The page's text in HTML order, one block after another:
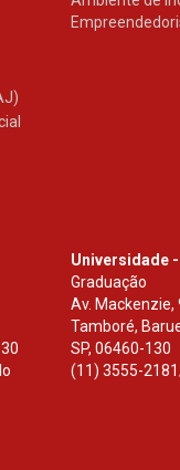
Universidade
Graduação
Av. Mackenzie,
Tamboré,
SP,06460-130
(11) 3555-